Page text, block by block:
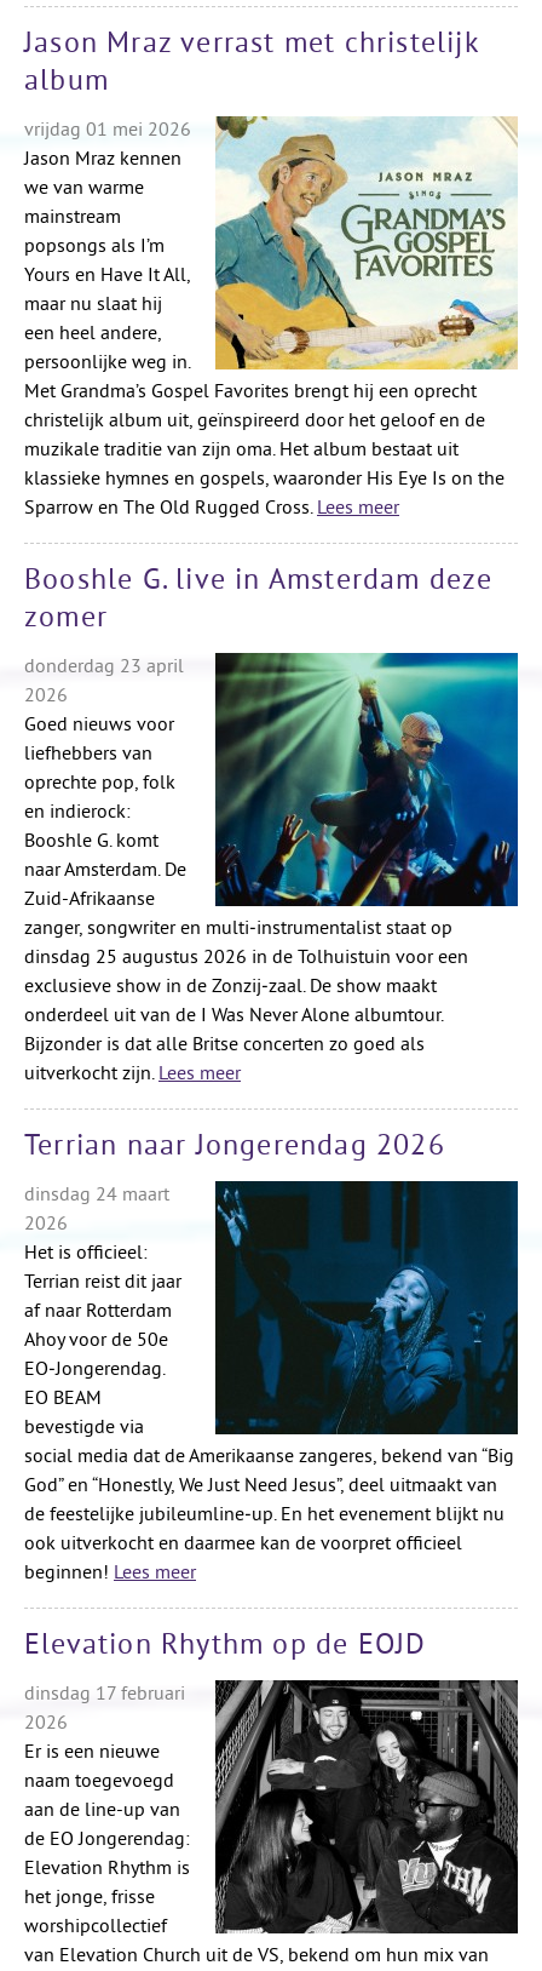
Jason Mraz verrast met christelijk
album
vrijdag 01 mei 2026
Jason Mraz kennen
we van warme
mainstream
popsongs als I’m
Yours en Have It All,
maar nu slaat hij
een heel andere,
persoonlijke weg in.
Met Grandma’s Gospel Favorites brengt hij een oprecht
christelijk album uit, geïnspireerd door het geloof en de
muzikale traditie van zijn oma. Het album bestaat uit
klassieke hymnes en gospels, waaronder His Eye Is on the
Sparrow en The Old Rugged Cross. Lees meer
Booshle G. live in Amsterdam deze
zomer
donderdag 23 april
2026
Goed nieuws voor
liefhebbers van
oprechte pop, folk
en indierock:
Booshle G. komt
naar Amsterdam. De
Zuid-Afrikaanse
zanger, songwriter en multi‑instrumentalist staat op
dinsdag 25 augustus 2026 in de Tolhuistuin voor een
exclusieve show in de Zonzij‑zaal. De show maakt
onderdeel uit van de I Was Never Alone albumtour.
Bijzonder is dat alle Britse concerten zo goed als
uitverkocht zijn. Lees meer
Terrian naar Jongerendag 2026
dinsdag 24 maart
2026
Het is officieel:
Terrian reist dit jaar
af naar Rotterdam
Ahoy voor de 50e
EO‑Jongerendag.
EO BEAM
bevestigde via
social media dat de Amerikaanse zangeres, bekend van “Big
God” en “Honestly, We Just Need Jesus”, deel uitmaakt van
de feestelijke jubileumline‑up. En het evenement blijkt nu
ook uitverkocht en daarmee kan de voorpret officieel
beginnen! Lees meer
Elevation Rhythm op de EOJD
dinsdag 17 februari
2026
Er is een nieuwe
naam toegevoegd
aan de line-up van
de EO Jongerendag:
Elevation Rhythm is
het jonge, frisse
worshipcollectief
van Elevation Church uit de VS, bekend om hun mix van